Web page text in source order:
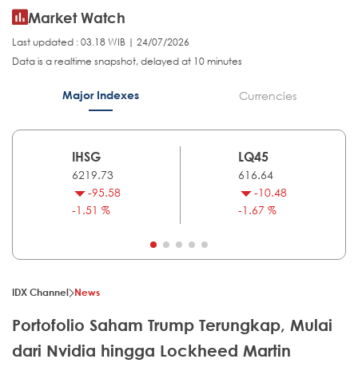
Market Watch
Last updated : 03.18 WIB | 24/07/2026
Data is a realtime snapshot, delayed at 10 minutes
Major Indexes Currencies
IHSG
6219.73
-95.58
-1.51 %
LQ45
616.64
-10.48
-1.67 %
IDX Channel News
Portofolio Saham Trump Terungkap, Mulai
dari Nvidia hingga Lockheed Martin